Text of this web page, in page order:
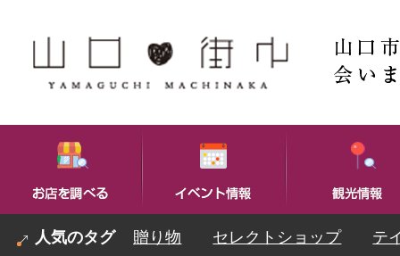
贈り物 セレクトショップ テ